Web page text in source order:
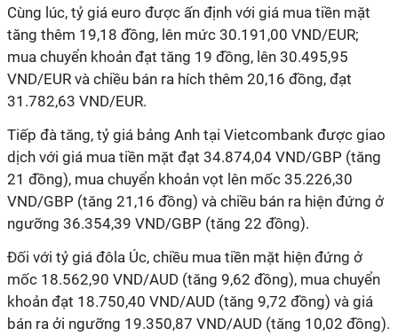
Cùng lúc, tỷ giá euro được ấn định với giá mua tiền mặt
tăng thêm 19,18 đồng, lên mức 30.191,00 VND/EUR;
mua chuyển khoản đạt tăng 19 đồng, lên 30.495,95
VND/EUR và chiều bán ra hích thêm 20,16 đồng, đạt
31.782,63 VND/EUR.
Tiếp đà tăng, tỷ giá bảng Anh tại Vietcombank được giao
dịch với giá mua tiền mặt đạt 34.874,04 VND/GBP (tăng
21 đồng), mua chuyển khoản vọt lên mốc 35.226,30
VND/GBP (tăng 21,16 đồng) và chiều bán ra hiện đứng ở
ngưỡng 36.354,39 VND/GBP (tăng 22 đồng).
Đối với tỷ giá đôla Úc, chiều mua tiền mặt hiện đứng ở
mốc 18.562,90 VND/AUD (tăng 9,62 đồng), mua chuyển
khoản đạt 18.750,40 VND/AUD (tăng 9,72 đồng) và giá
bán ra ởi ngưỡng 19.350,87 VND/AUD (tăng 10,02 đồng).